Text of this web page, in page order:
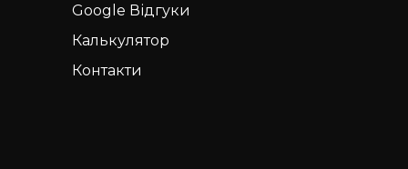
Google Відгуки
Калькулятор
Контакти